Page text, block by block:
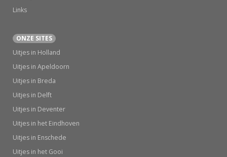
Links
ONZE SITES
Uitjes in Holland
Uitjes in Apeldoorn
Uitjes in Breda
Uitjes in Delft
Uitjes in Deventer
Uitjes in het Eindhoven
Uitjes in Enschede
Uitjes in het Gooi